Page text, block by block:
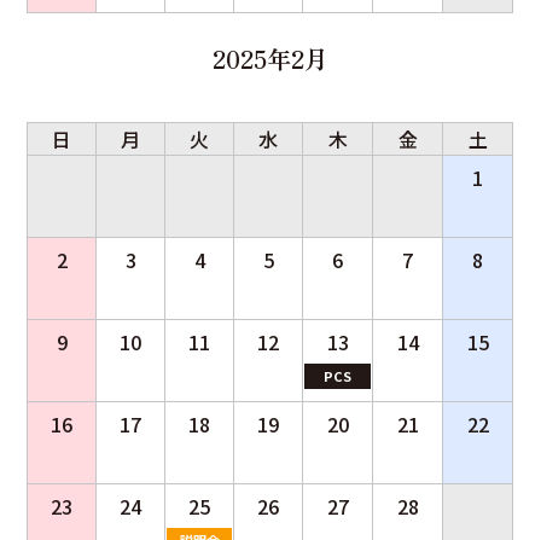
2025年2月
日 月 火 水 木 金
土
1
2 3 4 5 6 7 8
9 10 11 12 13
PCS
14 15
16 17 18 19 20 21 22
23 24 25 26 27 28